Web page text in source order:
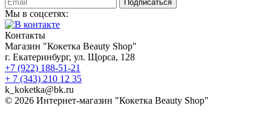
Подписаться
Мы в соцсетях:
Контакты
Магазин "Кокетка Beauty Shop"
г. Екатеринбург, ул. Щорса, 128
+7 (922) 188-51-21
+ 7 (343) 210 12 35
k_koketka@bk.ru
© 2026 Интернет-магазин "Кокетка Beauty Shop"